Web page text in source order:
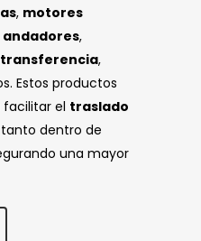
, motores
andadores,
transferencia,
Estos productos
facilitar el traslado
dentro de
una mayor